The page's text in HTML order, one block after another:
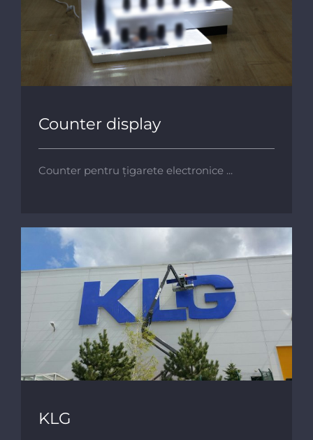
Counter display
Counter display
Counter pentru țigarete electronice ...
KLG
KLG